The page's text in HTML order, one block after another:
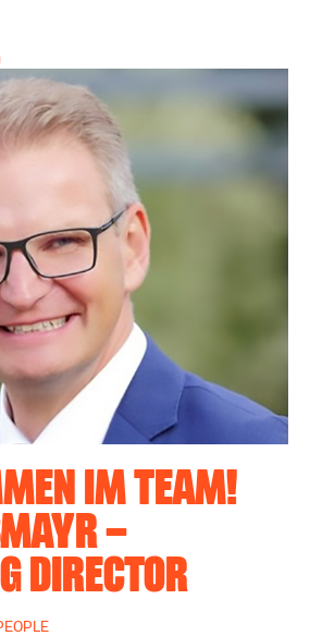
IM TEAM!
–
DIRECTOR